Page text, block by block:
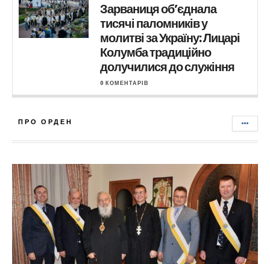
Зарваниця об’єднала
тисячі паломників у
молитві за Україну: Лицарі
Колумба традиційно
долучилися до служіння
0 КОМЕНТАРІВ
ПРО ОРДЕН